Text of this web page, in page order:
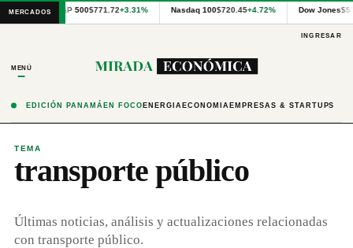
MERCADOS S&P 500$771.72+3.31% Nasdaq 100$720.45+4.72% Dow Jones
Cotizaciones
internacionales
Financial
Modeling
precios
por
Latinex
para
INGRESAR
MENÚ
EDICIÓN PANAMÁ EN FOCO ENERGÍA ECONOMÍA EMPRESAS & STARTUPS
TEMA
transporte público
Últimas noticias, análisis y actualizaciones relacionadas
con transporte público.